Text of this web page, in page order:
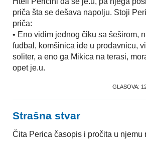
priča šta se dešava napolju. Stoji
priča:
• Eno vidim jednog čiku sa šeširom,
fudbal, komšinica ide u prodavnicu,
soliter, a eno ga Mikica na terasi,
opet je.u.
GLASOVA:
Strašna stvar
Čita Perica časopis i pročita u njemu